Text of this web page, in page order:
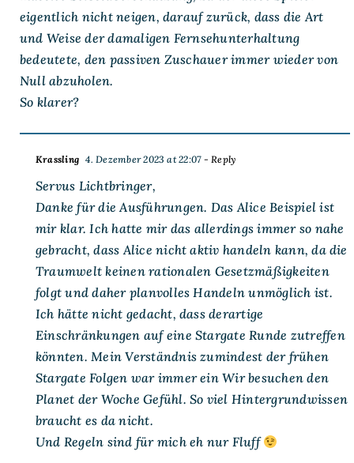
eigentlich nicht neigen, darauf zurück, dass die Art
und Weise der damaligen Fernsehunterhaltung
bedeutete, den passiven Zuschauer immer wieder von
Null abzuholen.
So klarer?
Krassling 4. Dezember 2023 at 22:07- Reply
Servus Lichtbringer,
Danke für die Ausführungen. Das Alice Beispiel ist
mir klar. Ich hatte mir das allerdings immer so nahe
gebracht, dass Alice nicht aktiv handeln kann, da die
Traumwelt keinen rationalen Gesetzmäßigkeiten
folgt und daher planvolles Handeln unmöglich ist.
Ich hätte nicht gedacht, dass derartige
Einschränkungen auf eine Stargate Runde zutreffen
könnten. Mein Verständnis zumindest der frühen
Stargate Folgen war immer ein Wir besuchen den
Planet der Woche Gefühl. So viel Hintergrundwissen
braucht es da nicht.
Und Regeln sind für mich eh nur Fluff